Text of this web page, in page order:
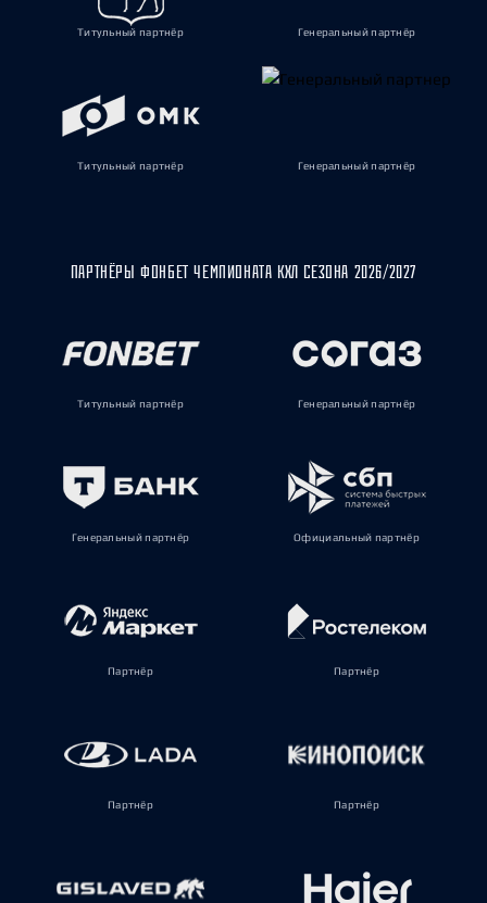
Титульный партнёр Генеральный партнёр
Титульный партнёр Генеральный партнёр
ПАРТНЁРЫ ФОНБЕТ ЧЕМПИОНАТА КХЛ СЕЗОНА 2026/2027
Титульный партнёр Генеральный партнёр
Генеральный партнёр Официальный партнёр
Партнёр Партнёр
Партнёр Партнёр